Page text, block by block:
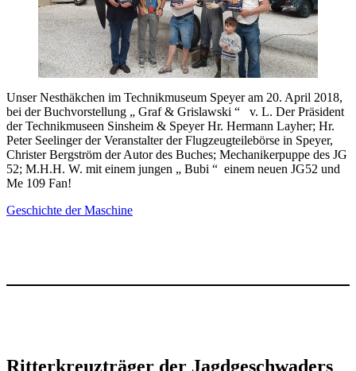
Unser Nesthäkchen im Technikmuseum Speyer am 20. April 2018,
bei der Buchvorstellung „ Graf & Grislawski “ v. L. Der Präsident
der Technikmuseen Sinsheim & Speyer Hr. Hermann Layher; Hr.
Peter Seelinger der Veranstalter der Flugzeugteilebörse in Speyer,
Christer Bergström der Autor des Buches; Mechanikerpuppe des JG
52; M.H.H. W. mit einem jungen „ Bubi “ einem neuen JG52 und
Me 109 Fan!
Geschichte der Maschine
Ritterkreuzträger der Jagdgeschwaders